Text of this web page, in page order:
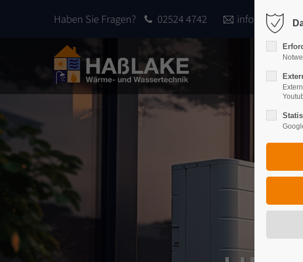
Benutzername
Register| Lost your password?
Support
Lorem ipsum
24h/
We offer
customers
Mon - Fri
Haben Sie Fragen? 02524 4742